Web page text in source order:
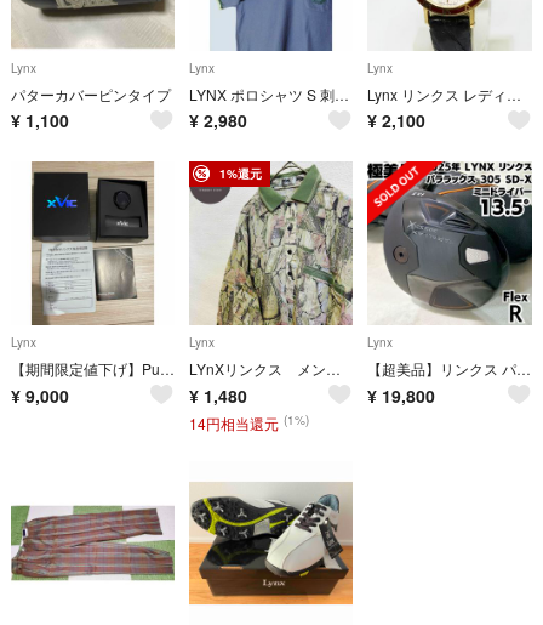
Lynx
パターカバーピンタイプ
¥ 1,100
Lynx
LYNX ポロシャツ S 刺繍ロゴ 襟の柄 ブルー グリーン A26 古着
¥ 2,980
Lynx
Lynx リンクス レディース クォーツ 腕時計 LY-5002
¥ 2,100
Lynx
【期間限定値下げ】Putting View リンクス 最先端AIパター練習器具
¥ 9,000
1%還元
Lynx
LYnXリンクス メンズ総柄 長袖ポロシャツMサイズ レトロ オシャレ
¥ 1,480
14円相当還元 (1%)
Lynx
【超美品】リンクス パララックス 305 SD-X ミニドライバー 2025
¥ 19,800